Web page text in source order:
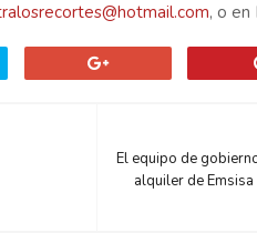
, o en
El equipo de
alquiler de